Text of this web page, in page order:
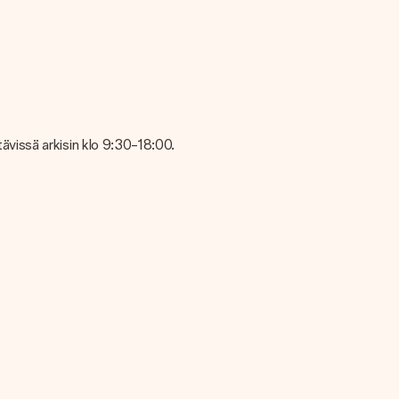
ota yhteyttä asiakaspalvelutiimiimme ja liitä valokuva
jotta voit tehdä haluamasi lahjan!
tietää tarkalleen, ketä kiittää tästä ihanasta
annettavaksi tai se voidaan lähettää suoraan vastaanottajalle.
arkisin klo 9:30-18:00.